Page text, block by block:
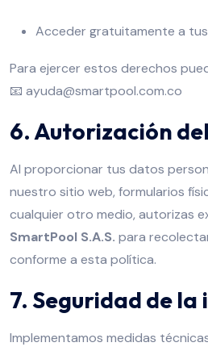
Acceder gratuitamente a
Para ejercer estos derechos
📧 ayuda@smartpool.com.co
6. Autorización
Al proporcionar tus datos
nuestro sitio web, formularios
cualquier otro medio, autorizas
SmartPool S.A.S. para
conforme a esta política.
7. Seguridad de
Implementamos medidas